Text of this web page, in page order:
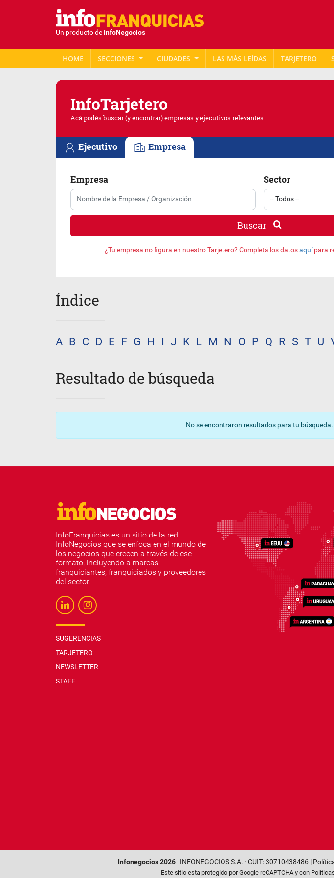
Un producto de InfoNegocios
HOME SECCIONES CIUDADES LAS MÁS LEÍDAS TARJETERO
InfoTarjetero
Acá podés buscar (y encontrar) empresas y ejecutivos relevantes
Ejecutivo Empresa
Empresa Sector
Buscar
¿Tu empresa no figura en nuestro Tarjetero? Completá los datosaquípara
Índice
A B C D E F G H I J K L M N O P Q R S T U
Resultado de búsqueda
No se encontraron resultados para tu búsqueda.
InfoFranquicias es un sitio de la red
InfoNegocios que se enfoca en el mundo de
los negocios que crecen a través de ese
formato, incluyendo a marcas
franquiciantes, franquiciados y proveedores
del sector.
SUGERENCIAS
TARJETERO
NEWSLETTER
STAFF
Infonegocios 2026 | INFONEGOCIOS S.A. · CUIT: 30710438486 |
Este sitio esta protegido por Google reCAPTCHA y con